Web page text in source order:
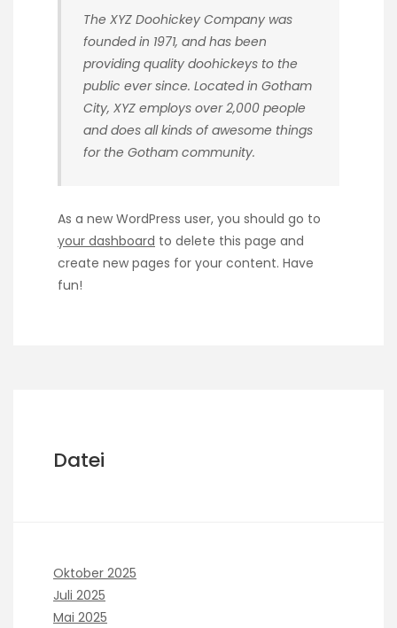
The XYZ Doohickey Company was
founded in 1971, and has been
providing quality doohickeys to the
public ever since. Located in Gotham
City, XYZ employs over 2,000 people
and does all kinds of awesome things
for the Gotham community.
As a new WordPress user, you should go to
your dashboard to delete this page and
create new pages for your content. Have
fun!
Datei
Oktober 2025
Juli 2025
Mai 2025